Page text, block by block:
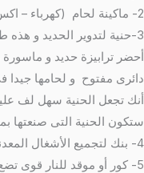
أو مسمار تجميع
هذه طريق عمل الحنية
ترابيزة حديد و
مفتوح و لحامها جيدا
تجعل الحنية سهل لف
الحنية التى صنعتها
المعدنية عليه
5- كور أو موقد للنار قوى